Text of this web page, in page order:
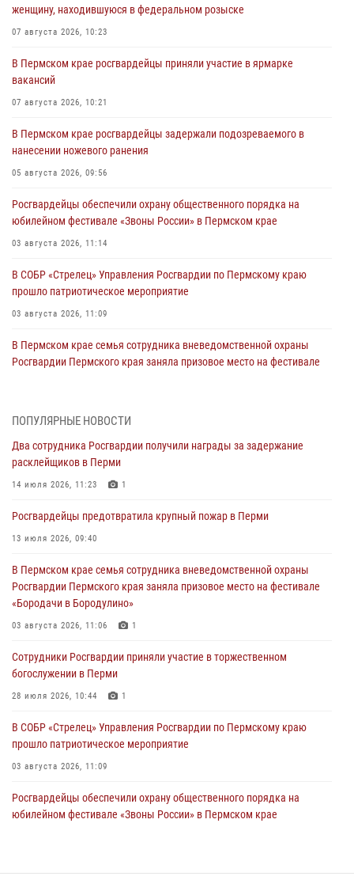
женщину, находившуюся в федеральном розыске
07 августа 2026, 10:23
В Пермском крае росгвардейцы приняли участие в ярмарке
вакансий
07 августа 2026, 10:21
В Пермском крае росгвардейцы задержали подозреваемого в
нанесении ножевого ранения
05 августа 2026, 09:56
Росгвардейцы обеспечили охрану общественного порядка на
юбилейном фестивале «Звоны России» в Пермском крае
03 августа 2026, 11:14
В СОБР «Стрелец» Управления Росгвардии по Пермскому краю
прошло патриотическое мероприятие
03 августа 2026, 11:09
В Пермском крае семья сотрудника вневедомственной охраны
Росгвардии Пермского края заняла призовое место на фестивале
юных спортсменов
03 августа 2026, 10:59
30 июля 2026, 05:19
богослужении в Перми
28 июля 2026, 10:44
Росгвардейцы оказали силовую поддержку при задержании
28 июля 2026, 06:15
ПОПУЛЯРНЫЕ НОВОСТИ
Два сотрудника Росгвардии получили награды за задержание
расклейщиков в Перми
14 июля 2026, 11:23 1
Росгвардейцы предотвратила крупный пожар в Перми
13 июля 2026, 09:40
В Пермском крае семья сотрудника вневедомственной охраны
Росгвардии Пермского края заняла призовое место на фестивале
«Бородачи в Бородулино»
03 августа 2026, 11:06 1
Сотрудники Росгвардии приняли участие в торжественном
богослужении в Перми
28 июля 2026, 10:44 1
В СОБР «Стрелец» Управления Росгвардии по Пермскому краю
прошло патриотическое мероприятие
03 августа 2026, 11:09
Росгвардейцы обеспечили охрану общественного порядка на
юбилейном фестивале «Звоны России» в Пермском крае